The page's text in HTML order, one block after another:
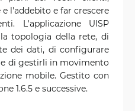
l'addebito e far crescere
L'applicazione UISP
topologia della rete, di
dei dati, di configurare
di gestirli in movimento
mobile. Gestito con
1.6.5 e successive.